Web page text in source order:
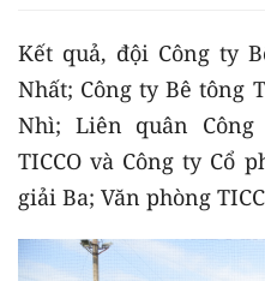
Kết quả, đội Công ty
Nhất; Công ty Bê tông
Nhì; Liên quân
TICCO và Công ty Cổ
giải Ba; Văn phòng